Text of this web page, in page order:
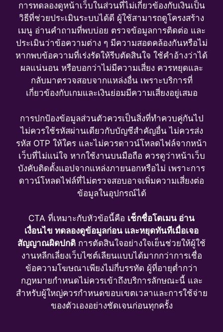
การทดลองดูหน้าเว็บในส่วนที่ไม่เกี่ยวข้องกับเงินเป็น
วิธีที่ช่วยประเมินระบบได้ดี ผู้ใช้สามารถดูโครงสร้าง
เมนู อ่านคำถามที่พบบ่อย ตรวจข้อมูลการติดต่อ และ
ประเมินว่าข้อความต่าง ๆ มีความสอดคล้องกันหรือไม่
หากพบข้อความที่เร่งรัดให้รีบตัดสินใจ ใช้คำอ้างว่าได้
ผลแน่นอน หรือบอกว่าไม่มีความเสี่ยง ควรหยุดและ
กลับมาตรวจสอบจากแหล่งอื่น เพราะบริการที่
เกี่ยวข้องกับเกมและเงินย่อมมีความเสี่ยงอยู่เสมอ
การปกป้องข้อมูลส่วนตัวควรเป็นสิ่งที่ทำควบคู่กันไป
ไม่ควรใช้รหัสผ่านเดียวกับบัญชีสำคัญอื่น ไม่ควรส่ง
รหัส OTP ให้ใคร และไม่ควรดาวน์โหลดไฟล์จากหน้า
เว็บที่ไม่แน่ใจ หากใช้งานบนมือถือ ควรดูว่าหน้าเว็บ
บังคับติดตั้งแอปจากแหล่งภายนอกหรือไม่ เพราะการ
ดาวน์โหลดไฟล์ที่ไม่ตรวจสอบอาจเพิ่มความเสี่ยงต่อ
ข้อมูลในอุปกรณ์ได้
CTA ที่เหมาะกับหัวข้อนี้คือ เช็กชื่อโดเมน อ่าน
เงื่อนไข ทดลองดูข้อมูลก่อน และหยุดทันทีเมื่อเจอ
สัญญาณผิดปกติ การตัดสินใจอย่างใจเย็นช่วยให้ผู้ใช้
งานหลีกเลี่ยงเว็บไซต์เลียนแบบได้มากกว่าการเชื่อ
ข้อความโฆษณาเพียงไม่กี่บรรทัด ผู้ที่อายุต่ำกว่า
กฎหมายกำหนดไม่ควรเข้าถึงบริการลักษณะนี้ และ
สำหรับผู้ใหญ่ควรกำหนดขอบเขตเวลาและการใช้จ่าย
ของตัวเองอย่างชัดเจนก่อนทุกครั้ง